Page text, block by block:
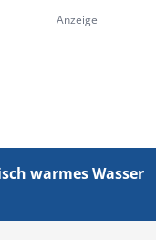
Anzeige
warmes Wasser